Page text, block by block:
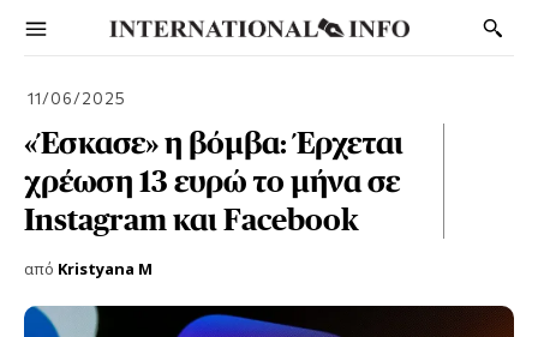
11/06/2025
«Έσκασε» η βόμβα: Έρχεται
χρέωση 13 ευρώ το μήνα σε
Instagram και Facebook
από Kristyana M